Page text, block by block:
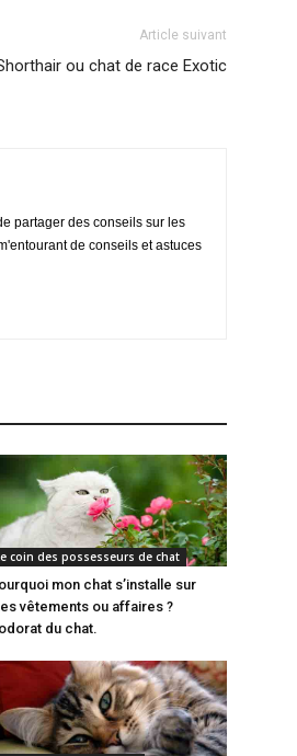
Article suivant
ou chat de race Exotic
partager des conseils sur les
de conseils et astuces
coin des possesseurs de chat
mon chat s’installe sur
vêtements ou affaires ?
du chat.